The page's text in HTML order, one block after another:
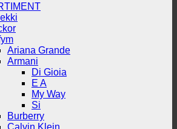
Ariana Grande
Armani
Di Gioia
E A
My Way
Si
Burberry
Calvin Klein